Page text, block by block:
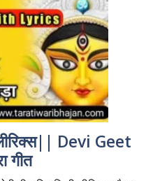
लीरिक्स|| Devi Geet